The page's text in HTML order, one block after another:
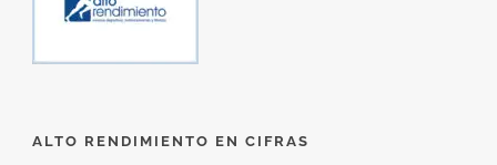
ALTO RENDIMIENTO EN CIFRAS